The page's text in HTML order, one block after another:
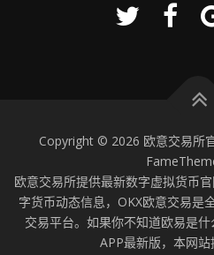
Copyright © 2026 欧意交易所
欧意交易所提供最新数字虚拟货币
字货币动态信息，OKX欧意交易是
交易平台。如果你不知道欧易是
APP最新版，本网站